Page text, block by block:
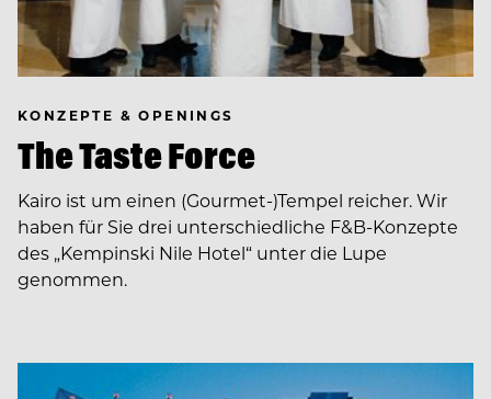
KONZEPTE & OPENINGS
The Taste Force
Kairo ist um einen (Gourmet-)Tempel reicher. Wir
haben für Sie drei unterschiedliche F&B-Konzepte
des „Kempinski Nile Hotel“ unter die Lupe
genommen.